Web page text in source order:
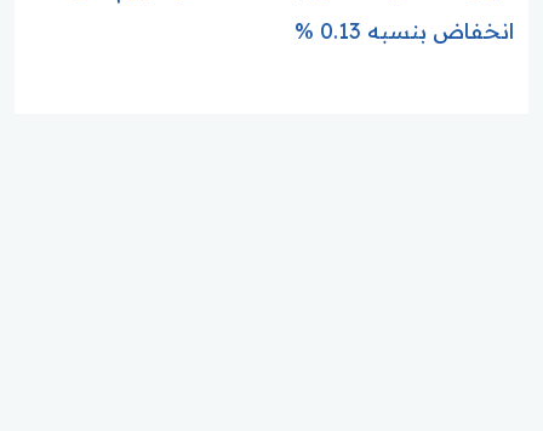
انخفاض بنسبه 0.13 %